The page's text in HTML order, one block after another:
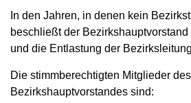
In den Jahren, in denen kein
beschließt der
und die Entlastung der
Die stimmberechtigten Mitglieder des
Bezirkshauptvorstandes sind: